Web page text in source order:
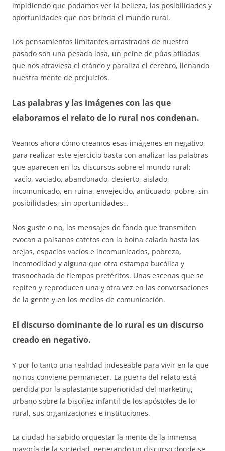
impidiendo que podamos ver la belleza, las posibilidades y
oportunidades que nos brinda el mundo rural.
Los pensamientos limitantes arrastrados de nuestro
pasado son una pesada losa, un peine de púas afiladas
que nos atraviesa el cráneo y paraliza el cerebro, llenando
nuestra mente de prejuicios.
Las palabras y las imágenes con las que
elaboramos el relato de lo rural nos condenan.
Veamos ahora cómo creamos esas imágenes en negativo,
para realizar este ejercicio basta con analizar las palabras
que aparecen en los discursos sobre el mundo rural:
vacío, vaciado, abandonado, desierto, aislado,
incomunicado, en ruina, envejecido, anticuado, pobre, sin
posibilidades, sin oportunidades…
Nos guste o no, los mensajes de fondo que transmiten
evocan a paisanos catetos con la boina calada hasta las
orejas, espacios vacíos e incomunicados, pobreza,
incomodidad y alguna que otra estampa bucólica y
trasnochada de tiempos pretéritos. Unas escenas que se
repiten y reproducen una y otra vez en las conversaciones
de la gente y en los medios de comunicación.
El discurso dominante de lo rural es un discurso
creado en negativo.
Y por lo tanto una realidad indeseable para vivir en la que
no nos conviene permanecer. La guerra del relato está
perdida por la aplastante superioridad del marketing
urbano sobre la bisoñez infantil de los apóstoles de lo
rural, sus organizaciones e instituciones.
La ciudad ha sabido orquestar la mente de la inmensa